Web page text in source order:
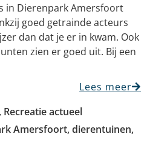
in Dierenpark Amersfoort
goed getrainde acteurs
dan dat je er in kwam. Ook
zien er goed uit. Bij een
Lees meer
, Recreatie actueel
Amersfoort,dierentuinen,